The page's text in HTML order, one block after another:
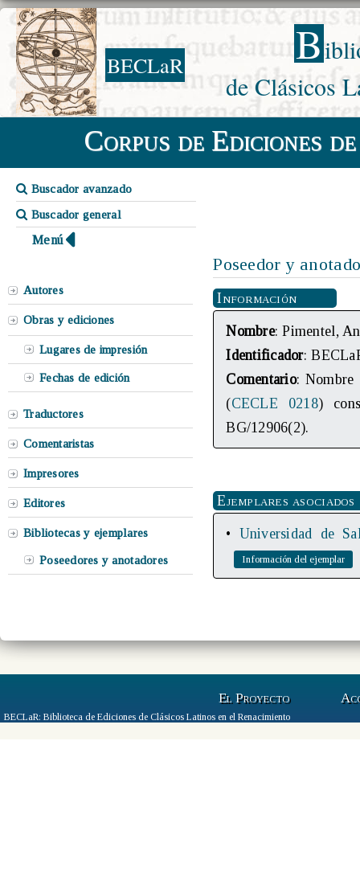
BECLaR B
de Clásicos
Corpus de Ediciones
Buscador avanzado
Buscador general
Menú
Autores
Obras y ediciones
Lugares de impresión
Fechas de edición
Traductores
Comentaristas
Impresores
Editores
Bibliotecas y ejemplares
Poseedores y anotadores
Poseedor y
Información
Nombre: Pimentel,
Identificador:
Comentario: Nombre
(CECLE 0218)
BG/12906(2).
Ejemplares asociados
• Universidad de
El Proyecto
BECLaR: Biblioteca de Ediciones de Clásicos Latinos en el Renacimiento